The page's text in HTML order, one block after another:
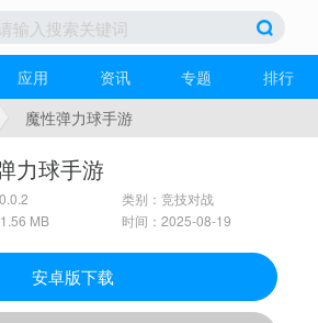
应用 资讯 专题
排行
魔性弹力球手游
力球手游
MB
类别：竞技对战
时间：2025-08-19
安卓版下载